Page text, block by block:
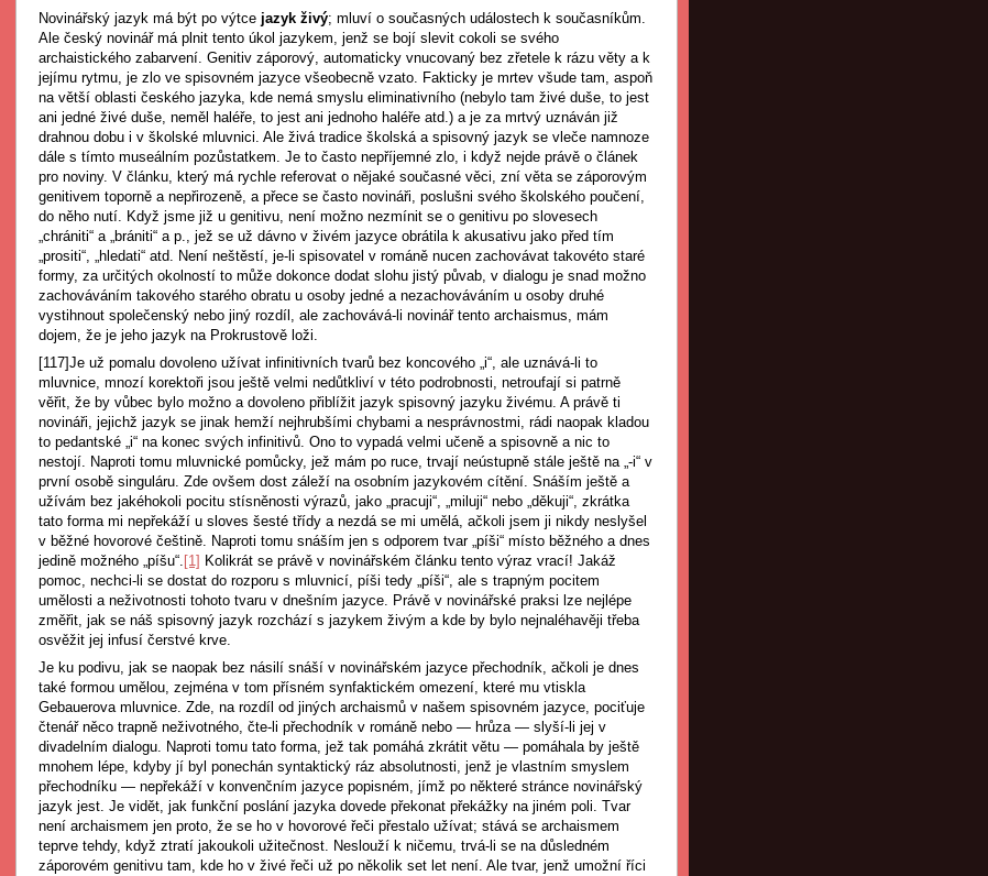
Novinářský jazyk má být po výtce jazyk živý; mluví o současných událostech k současníkům.
Ale český novinář má plnit tento úkol jazykem, jenž se bojí slevit cokoli se svého
archaistického zabarvení. Genitiv záporový, automaticky vnucovaný bez zřetele k rázu věty a k
jejímu rytmu, je zlo ve spisovném jazyce všeobecně vzato. Fakticky je mrtev všude tam, aspoň
na větší oblasti českého jazyka, kde nemá smyslu eliminativního (nebylo tam živé duše, to jest
ani jedné živé duše, neměl haléře, to jest ani jednoho haléře atd.) a je za mrtvý uznáván již
drahnou dobu i v školské mluvnici. Ale živá tradice školská a spisovný jazyk se vleče namnoze
dále s tímto museálním pozůstatkem. Je to často nepříjemné zlo, i když nejde právě o článek
pro noviny. V článku, který má rychle referovat o nějaké současné věci, zní věta se záporovým
genitivem toporně a nepřirozeně, a přece se často novináři, poslušni svého školského poučení,
do něho nutí. Když jsme již u genitivu, není možno nezmínit se o genitivu po slovesech
„chrániti“ a „brániti“ a p., jež se už dávno v živém jazyce obrátila k akusativu jako před tím
„prositi“, „hledati“ atd. Není neštěstí, je-li spisovatel v románě nucen zachovávat takovéto staré
formy, za určitých okolností to může dokonce dodat slohu jistý půvab, v dialogu je snad možno
zachováváním takového starého obratu u osoby jedné a nezachováváním u osoby druhé
vystihnout společenský nebo jiný rozdíl, ale zachovává-li novinář tento archaismus, mám
dojem, že je jeho jazyk na Prokrustově loži.
[117]Je už pomalu dovoleno užívat infinitivních tvarů bez koncového „i“, ale uznává-li to
mluvnice, mnozí korektoři jsou ještě velmi nedůtkliví v této podrobnosti, netroufají si patrně
věřit, že by vůbec bylo možno a dovoleno přiblížit jazyk spisovný jazyku živému. A právě ti
novináři, jejichž jazyk se jinak hemží nejhrubšími chybami a nesprávnostmi, rádi naopak kladou
to pedantské „i“ na konec svých infinitivů. Ono to vypadá velmi učeně a spisovně a nic to
nestojí. Naproti tomu mluvnické pomůcky, jež mám po ruce, trvají neústupně stále ještě na „-i“ v
první osobě singuláru. Zde ovšem dost záleží na osobním jazykovém cítění. Snáším ještě a
užívám bez jakéhokoli pocitu stísněnosti výrazů, jako „pracuji“, „miluji“ nebo „děkuji“, zkrátka
tato forma mi nepřekáží u sloves šesté třídy a nezdá se mi umělá, ačkoli jsem ji nikdy neslyšel
v běžné hovorové češtině. Naproti tomu snáším jen s odporem tvar „píši“ místo běžného a dnes
jedině možného „píšu“. [1] Kolikrát se právě v novinářském článku tento výraz vrací! Jakáž
pomoc, nechci-li se dostat do rozporu s mluvnicí, píši tedy „píši“, ale s trapným pocitem
umělosti a neživotnosti tohoto tvaru v dnešním jazyce. Právě v novinářské praksi lze nejlépe
změřit, jak se náš spisovný jazyk rozchází s jazykem živým a kde by bylo nejnaléhavěji třeba
osvěžit jej infusí čerstvé krve.
Je ku podivu, jak se naopak bez násilí snáší v novinářském jazyce přechodník, ačkoli je dnes
také formou umělou, zejména v tom přísném synfaktickém omezení, které mu vtiskla
Gebauerova mluvnice. Zde, na rozdíl od jiných archaismů v našem spisovném jazyce, pociťuje
čtenář něco trapně neživotného, čte-li přechodník v románě nebo — hrůza — slyší-li jej v
divadelním dialogu. Naproti tomu tato forma, jež tak pomáhá zkrátit větu — pomáhala by ještě
mnohem lépe, kdyby jí byl ponechán syntaktický ráz absolutnosti, jenž je vlastním smyslem
přechodníku — nepřekáží v konvenčním jazyce popisném, jímž po některé stránce novinářský
jazyk jest. Je vidět, jak funkční poslání jazyka dovede překonat překážky na jiném poli. Tvar
není archaismem jen proto, že se ho v hovorové řeči přestalo užívat; stává se archaismem
teprve tehdy, když ztratí jakoukoli užitečnost. Neslouží k ničemu, trvá-li se na důsledném
záporovém genitivu tam, kde ho v živé řeči už po několik set let není. Ale tvar, jenž umožní říci